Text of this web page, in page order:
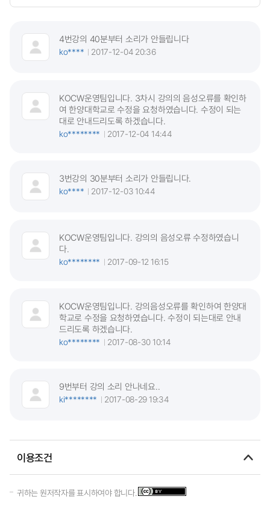
4번강의 40분부터 소리가 안들립니다
ko****
2017-12-04 20:36
KOCW운영팀입니다. 3차시 강의의 음성오류를 확인하
여 한양대학교로 수정을 요청하였습니다. 수정이 되는
대로 안내드리도록 하겠습니다.
ko********
2017-12-04 14:44
3번강의 30분부터 소리가 안들립니다.
ko****
2017-12-03 10:44
KOCW운영팀입니다. 강의의 음성오류 수정하였습니
다.
ko********
2017-09-12 16:15
KOCW운영팀입니다. 강의음성오류를 확인하여 한양대
학교로 수정을 요청하였습니다. 수정이 되는대로 안내
드리도록 하겠습니다.
ko********
2017-08-30 10:14
9번부터 강의 소리 안나네요..
ki********
2017-08-29 19:34
이용조건
귀하는 원저작자를 표시하여야 합니다.